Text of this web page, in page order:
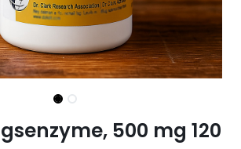
500 mg 120